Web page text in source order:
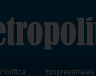
Política Empresariales